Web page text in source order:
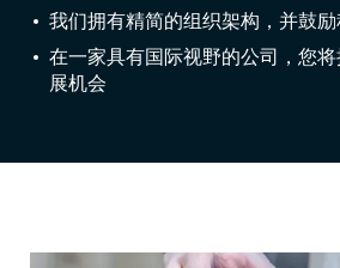
我们拥有精简的组织架构，并鼓
在一家具有国际视野的公司，您
展机会